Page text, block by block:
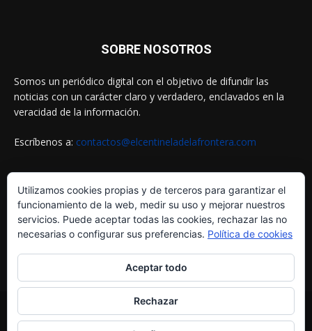
SOBRE NOSOTROS
Somos un periódico digital con el objetivo de difundir las
noticias con un carácter claro y verdadero, enclavados en la
veracidad de la información.
Escríbenos a: contactos@elcentineladelafrontera.com
SIGUENOS EN
© ELCENTINELADELAFRONTERA.COM byMultiServicios Helena
Utilizamos cookies propias y de terceros para garantizar el
funcionamiento de la web, medir su uso y mejorar nuestros
servicios. Puede aceptar todas las cookies, rechazar las no
necesarias o configurar sus preferencias. Política de cookies
Aceptar todo
Rechazar